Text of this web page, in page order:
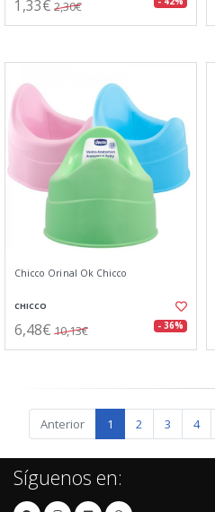
1,33€ 2,30€
Chicco Orinal Ok Chicco
CHICCO
6,48€ 10,13€ - 36%
Anterior 1 2 3 4
Síguenos en: